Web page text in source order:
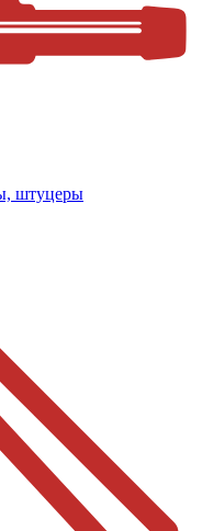
штуцеры